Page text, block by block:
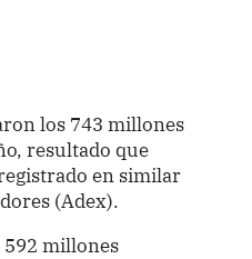
los 743 millones
resultado que
en similar
(Adex).
592 millones